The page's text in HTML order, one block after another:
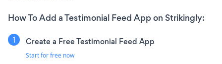
How To Add a Testimonial Feed App on Strikingly:
Create a Free Testimonial Feed App
Start for free now